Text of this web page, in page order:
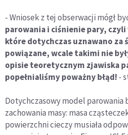
- Wniosek z tej obserwacji mógł
parowania i ciśnienie pary,
które dotychczas uznawano za
powiązane, wcale takimi nie
opisie teoretycznym zjawiska
popełnialiśmy poważny błąd! -
Dotychczasowy model parowania
zachowania masy: masa
powierzchni cieczy musiała